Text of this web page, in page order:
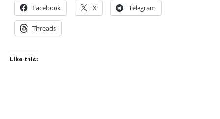
Facebook X Telegram
Threads
Like this: